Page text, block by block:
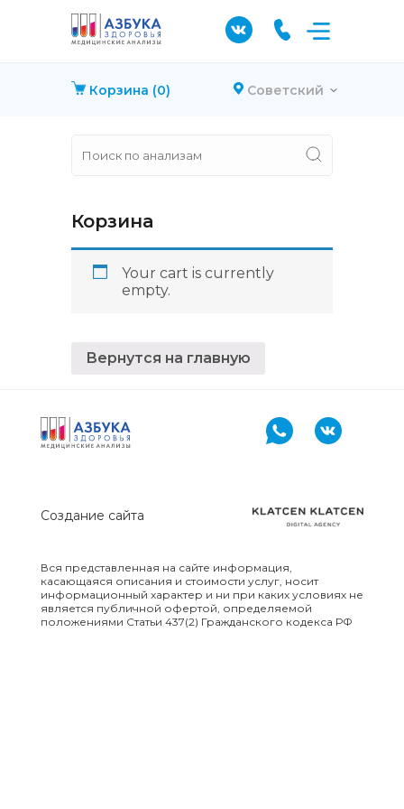
Корзина (0) Советский
Корзина
Your cart is currently
empty.
Вернутся на главную
Вся представленная на сайте информация,
касающаяся описания и стоимости услуг, носит
информационный характер и ни при каких условиях не
является публичной офертой, определяемой
положениями Статьи 437(2) Гражданского кодекса РФ
Создание сайта